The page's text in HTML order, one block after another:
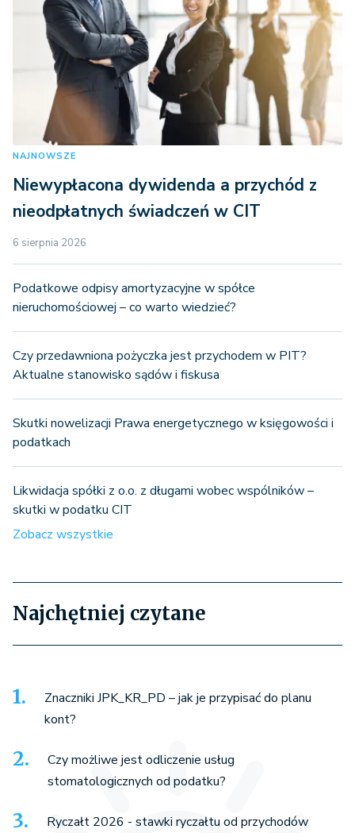
NAJNOWSZE
Niewypłacona dywidenda a przychód z
nieodpłatnych świadczeń w CIT
6 sierpnia 2026
Podatkowe odpisy amortyzacyjne w spółce
nieruchomościowej – co warto wiedzieć?
Czy przedawniona pożyczka jest przychodem w PIT?
Aktualne stanowisko sądów i fiskusa
Skutki nowelizacji Prawa energetycznego w księgowości i
podatkach
Likwidacja spółki z o.o. z długami wobec wspólników –
skutki w podatku CIT
Zobacz wszystkie
Najchętniej czytane
Znaczniki JPK_KR_PD – jak je przypisać do planu
kont?
Czy możliwe jest odliczenie usług
stomatologicznych od podatku?
Ryczałt 2026 - stawki ryczałtu od przychodów